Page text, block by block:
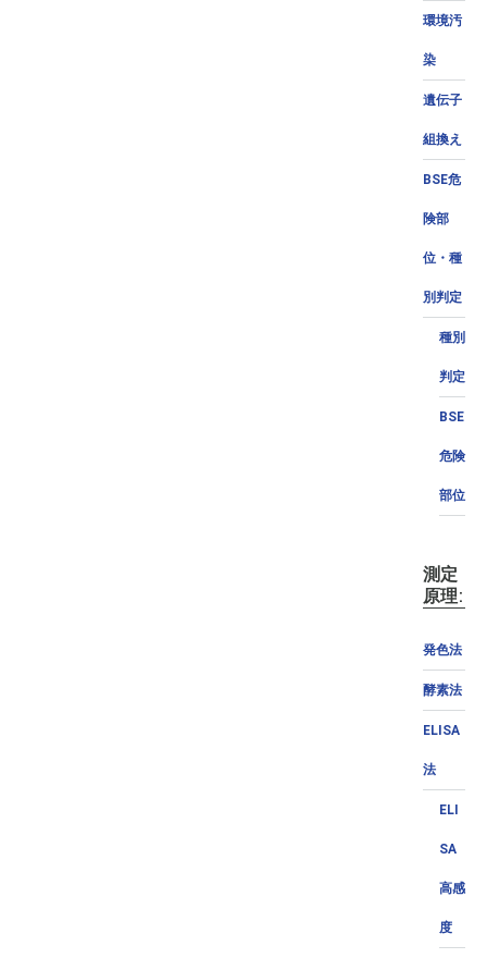
環境汚
染
遺伝子
組換え
BSE危
険部
位・種
別判定
種別
判定
BSE
危険
部位
測定
原理:
発色法
酵素法
ELISA
法
ELI
SA
高感
度